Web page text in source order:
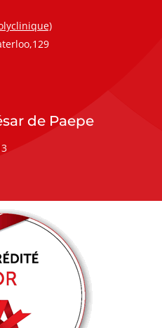
de Paepe